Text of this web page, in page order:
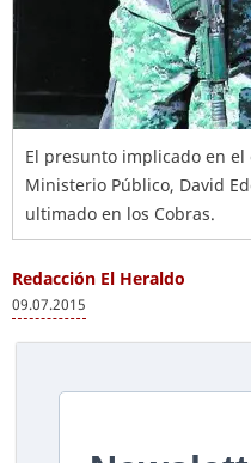
El presunto implicado en
Ministerio Público, David
ultimado en los Cobras.
Redacción El Heraldo
09.07.2015